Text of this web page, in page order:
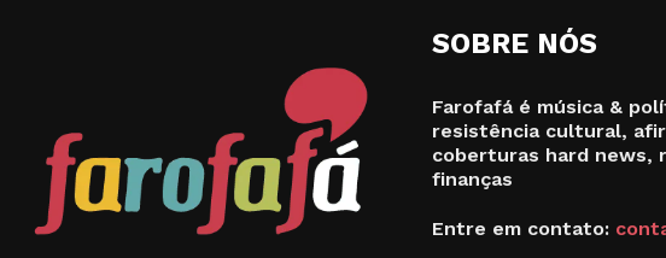
SOBRE NÓS
Farofafá é música &
resistência cultural,
coberturas hard news,
finanças
Entre em contato: